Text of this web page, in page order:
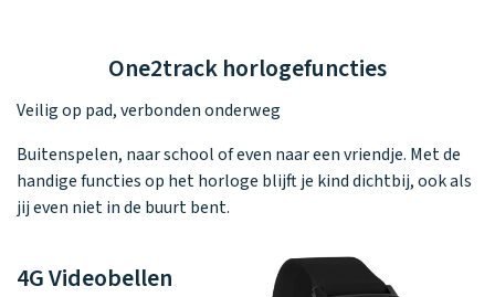
One2track horlogefuncties
Veilig op pad, verbonden onderweg
Buitenspelen, naar school of even naar een vriendje. Met de
handige functies op het horloge blijft je kind dichtbij, ook als
jij even niet in de buurt bent.
4G Videobellen